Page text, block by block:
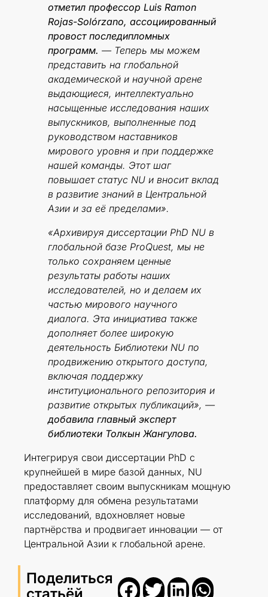
отметил профессор Luis Ramon
Rojas-Solórzano, ассоциированный
провост последипломных
программ. — Теперь мы можем
представить на глобальной
академической и научной арене
выдающиеся, интеллектуально
насыщенные исследования наших
выпускников, выполненные под
руководством наставников
мирового уровня и при поддержке
нашей команды. Этот шаг
повышает статус NU и вносит вклад
в развитие знаний в Центральной
Азии и за её пределами».
«Архивируя диссертации PhD NU в
глобальной базе ProQuest, мы не
только сохраняем ценные
результаты работы наших
исследователей, но и делаем их
частью мирового научного
диалога. Эта инициатива также
дополняет более широкую
деятельность Библиотеки NU по
продвижению открытого доступа,
включая поддержку
институционального репозитория и
развитие открытых публикаций», —
добавила главный эксперт
библиотеки Толкын Жангулова.
Интегрируя свои диссертации PhD с
крупнейшей в мире базой данных, NU
предоставляет своим выпускникам мощную
платформу для обмена результатами
исследований, вдохновляет новые
партнёрства и продвигает инновации — от
Центральной Азии к глобальной арене.
Поделиться